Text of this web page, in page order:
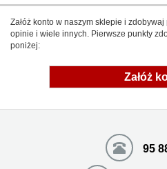
Załóż konto w naszym sklepie i
opinie i wiele innych. Pierwsze punkty
poniżej:
Załóż
95